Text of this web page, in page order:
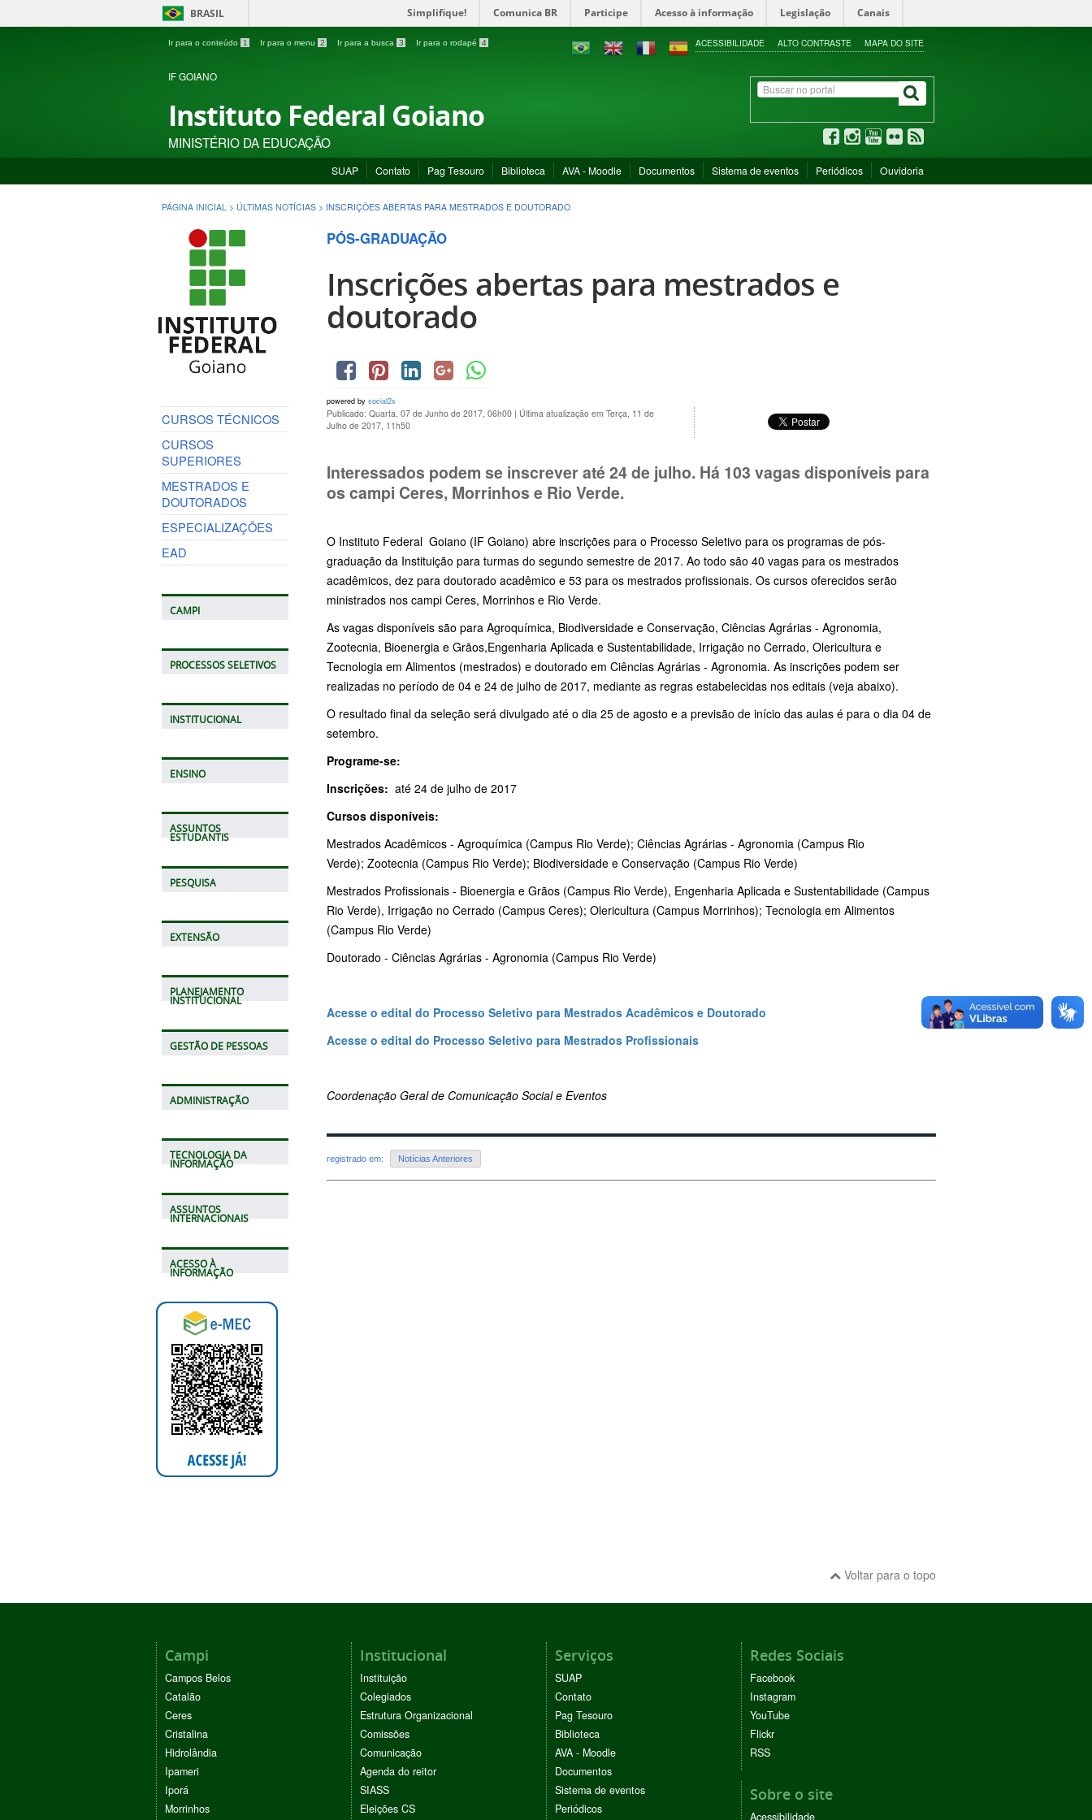
BRASIL Simplifique! Comunica BR Participe Acesso à informação Legislação Canais
Ir para o conteúdo 1 Ir para o menu 2 Ir para a busca 3 Ir para o rodapé 4 ACESSIBILIDADE ALTO CONTRASTE MAPA DO SITE
IF GOIANO
Instituto Federal Goiano
MINISTÉRIO DA EDUCAÇÃO
SUAP Contato Pag Tesouro Biblioteca AVA - Moodle Documentos Sistema de eventos Periódicos Ouvidoria
PÁGINA INICIAL > ÚLTIMAS NOTÍCIAS > INSCRIÇÕES ABERTAS PARA MESTRADOS E DOUTORADO
CURSOS TÉCNICOS
CURSOS
SUPERIORES
MESTRADOS E
DOUTORADOS
ESPECIALIZAÇÕES
EAD
CAMPI
PROCESSOS SELETIVOS
INSTITUCIONAL
ENSINO
ASSUNTOS
ESTUDANTIS
PESQUISA
EXTENSÃO
PLANEJAMENTO
INSTITUCIONAL
GESTÃO DE PESSOAS
ADMINISTRAÇÃO
TECNOLOGIA DA
INFORMAÇÃO
ASSUNTOS
INTERNACIONAIS
ACESSO À
INFORMAÇÃO
PÓS-GRADUAÇÃO
Inscrições abertas para mestrados e
doutorado
powered by social2s
Publicado: Quarta, 07 de Junho de 2017, 06h00 | Última atualização em Terça, 11 de
Julho de 2017, 11h50
Interessados podem se inscrever até 24 de julho. Há 103 vagas disponíveis para
os campi Ceres, Morrinhos e Rio Verde.
O Instituto Federal Goiano (IF Goiano) abre inscrições para o Processo Seletivo para os programas de pós-
graduação da Instituição para turmas do segundo semestre de 2017. Ao todo são 40 vagas para os mestrados
acadêmicos, dez para doutorado acadêmico e 53 para os mestrados profissionais. Os cursos oferecidos serão
ministrados nos campi Ceres, Morrinhos e Rio Verde.
As vagas disponíveis são para Agroquímica, Biodiversidade e Conservação, Ciências Agrárias - Agronomia,
Zootecnia, Bioenergia e Grãos,Engenharia Aplicada e Sustentabilidade, Irrigação no Cerrado, Olericultura e
Tecnologia em Alimentos (mestrados) e doutorado em Ciências Agrárias - Agronomia. As inscrições podem ser
realizadas no período de 04 e 24 de julho de 2017, mediante as regras estabelecidas nos editais (veja abaixo).
O resultado final da seleção será divulgado até o dia 25 de agosto e a previsão de início das aulas é para o dia 04 de
setembro.
Programe-se:
Inscrições: até 24 de julho de 2017
Cursos disponíveis:
Mestrados Acadêmicos - Agroquímica (Campus Rio Verde); Ciências Agrárias - Agronomia (Campus Rio
Verde); Zootecnia (Campus Rio Verde); Biodiversidade e Conservação (Campus Rio Verde)
Mestrados Profissionais - Bioenergia e Grãos (Campus Rio Verde), Engenharia Aplicada e Sustentabilidade (Campus
Rio Verde), Irrigação no Cerrado (Campus Ceres); Olericultura (Campus Morrinhos); Tecnologia em Alimentos
(Campus Rio Verde)
Doutorado - Ciências Agrárias - Agronomia (Campus Rio Verde)
Acesse o edital do Processo Seletivo para Mestrados Acadêmicos e Doutorado
Acesse o edital do Processo Seletivo para Mestrados Profissionais
Coordenação Geral de Comunicação Social e Eventos
registrado em: Notícias Anteriores
Voltar para o topo
Campi
Campos Belos
Catalão
Ceres
Cristalina
Hidrolândia
Ipameri
Iporá
Morrinhos
Institucional
Instituição
Colegiados
Estrutura Organizacional
Comissões
Comunicação
Agenda do reitor
SIASS
Eleições CS
Serviços
SUAP
Contato
Pag Tesouro
Biblioteca
AVA - Moodle
Documentos
Sistema de eventos
Periódicos
Redes Sociais
Facebook
Instagram
YouTube
Flickr
RSS
Sobre o site